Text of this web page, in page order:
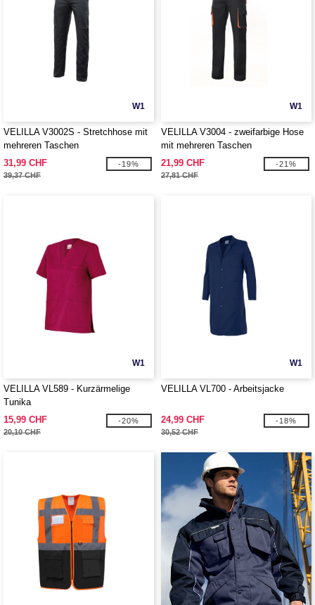
W1
VELILLA V3002S - Stretchhose mit
mehreren Taschen
31,99 CHF
39,37 CHF
-19%
W1
VELILLA V3004 - zweifarbige Hose
mit mehreren Taschen
21,99 CHF
27,81 CHF
-21%
W1
VELILLA VL589 - Kurzärmelige
Tunika
15,99 CHF
20,10 CHF
-20%
W1
VELILLA VL700 - Arbeitsjacke
24,99 CHF
30,52 CHF
-18%